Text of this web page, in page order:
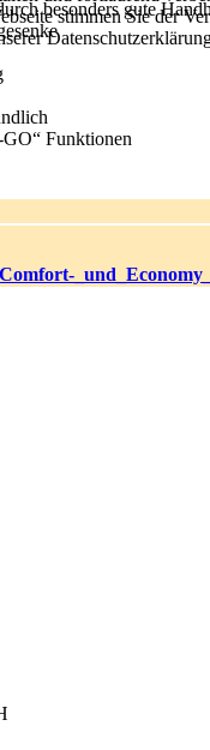
besonders gute
Funktionen
stimmen Sie der